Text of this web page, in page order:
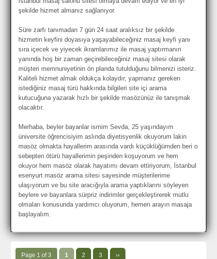
şekilde hizmet almanız sağlanıyor.
Süre zarfı tanımadan 7 gün 24 saat aralıksız bir şekilde
hizmetin keyfini doyasıya yaşayabileceğiniz masaj keyfi yanı
sıra içecek ve yiyecek ikramlarımız ile masaj yaptırmanın
yanında hoş bir zaman geçirebileceğiniz masaj sitesi olarak
müşteri memnuniyetinin ön planda tutulduğunu bilmenizi isteriz.
Kaliteli hizmet almak oldukça kolaydır, yapmanız gereken
istediğiniz masaj türü hakkında bilgileri site içi arama
kutucuğuna yazarak hızlı bir şekilde masözünüz ile tanışmak
olacaktır.
Merhaba, beyler bayanlar ismim Sevda, 25 yaşındayım
üniversite öğrencisiyim aslında diyetisyenlik okuyorum lakin
masöz olmakta hayallerim arasında vardı küçüklüğümden beri o
sebepten ötürü hayallerimin peşinden koşuyorum ve hem
okuyor hem masöz olarak hayatımı devam ettiriyorum, İstanbul
esenyurt masöz arama sitesi sayesinde müşterilerime
ulaşıyorum ve bu site aracığıyla arama yaptıklarını söyleyen
beylere ve bayanlara sürpriz indirimler gerçekleştirerek mutlu
olmaları konusunda yardımcı oluyorum, hemen arayın masaja
başlayalım.
Page 1 of 3 1 2 3 ››